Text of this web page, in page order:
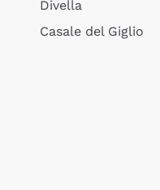
Divella
Casale del Giglio